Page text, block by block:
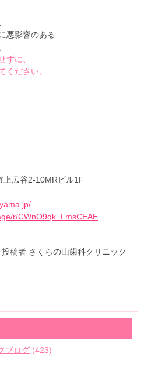
悪影響のある
ずに、
ください。
上広谷2-10MRビル1F
r/CWnO9qk_LmsCEAE
投稿者 さくらの山歯科クリニック
ブログ (423)